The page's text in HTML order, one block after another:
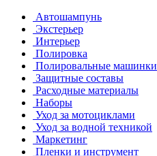
Автошампунь
Экстерьер
Интерьер
Полировка
Полировальные машинки
Защитные составы
Расходные материалы
Наборы
Уход за мотоциклами
Уход за водной техникой
Маркетинг
Пленки и инструмент